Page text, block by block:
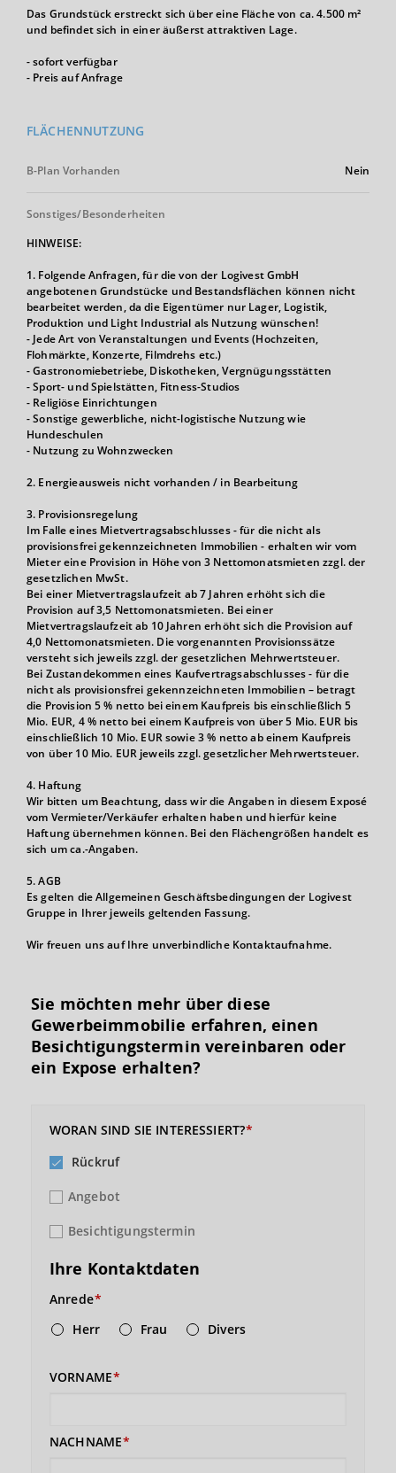
Das Grundstück erstreckt sich über eine Fläche von ca. 4.500 m²
und befindet sich in einer äußerst attraktiven Lage.
- sofort verfügbar
- Preis auf Anfrage
FLÄCHENNUTZUNG
B-Plan Vorhanden Nein
Sonstiges/Besonderheiten
HINWEISE:
1. Folgende Anfragen, für die von der Logivest GmbH
angebotenen Grundstücke und Bestandsflächen können nicht
bearbeitet werden, da die Eigentümer nur Lager, Logistik,
Produktion und Light Industrial als Nutzung wünschen!
- Jede Art von Veranstaltungen und Events (Hochzeiten,
Flohmärkte, Konzerte, Filmdrehs etc.)
- Gastronomiebetriebe, Diskotheken, Vergnügungsstätten
- Sport- und Spielstätten, Fitness-Studios
- Religiöse Einrichtungen
- Sonstige gewerbliche, nicht-logistische Nutzung wie
Hundeschulen
- Nutzung zu Wohnzwecken
2. Energieausweis nicht vorhanden / in Bearbeitung
3. Provisionsregelung
Im Falle eines Mietvertragsabschlusses - für die nicht als
provisionsfrei gekennzeichneten Immobilien - erhalten wir vom
Mieter eine Provision in Höhe von 3 Nettomonatsmieten zzgl. der
gesetzlichen MwSt.
Bei einer Mietvertragslaufzeit ab 7 Jahren erhöht sich die
Provision auf 3,5 Nettomonatsmieten. Bei einer
Mietvertragslaufzeit ab 10 Jahren erhöht sich die Provision auf
4,0 Nettomonatsmieten. Die vorgenannten Provisionssätze
versteht sich jeweils zzgl. der gesetzlichen Mehrwertsteuer.
Bei Zustandekommen eines Kaufvertragsabschlusses - für die
nicht als provisionsfrei gekennzeichneten Immobilien – betragt
die Provision 5 % netto bei einem Kaufpreis bis einschließlich 5
Mio. EUR, 4 % netto bei einem Kaufpreis von über 5 Mio. EUR bis
einschließlich 10 Mio. EUR sowie 3 % netto ab einem Kaufpreis
von über 10 Mio. EUR jeweils zzgl. gesetzlicher Mehrwertsteuer.
4. Haftung
Wir bitten um Beachtung, dass wir die Angaben in diesem Exposé
vom Vermieter/Verkäufer erhalten haben und hierfür keine
Haftung übernehmen können. Bei den Flächengrößen handelt es
sich um ca.-Angaben.
5. AGB
Es gelten die Allgemeinen Geschäftsbedingungen der Logivest
Gruppe in Ihrer jeweils geltenden Fassung.
Wir freuen uns auf Ihre unverbindliche Kontaktaufnahme.
Sie möchten mehr über diese
Gewerbeimmobilie erfahren, einen
Besichtigungs­termin vereinbaren oder
ein Expose erhalten?
WORAN SIND SIE INTERESSIERT?
Rückruf
Angebot
Besichtigungstermin
Ihre Kontaktdaten
Anrede
Herr
Frau Divers
VORNAME
NACHNAME